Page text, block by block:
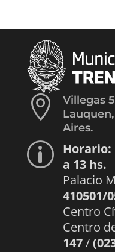

Villegas
Aires.
p Horario:
a 13 hs.
Palacio
410501/
Centro
Centro
147/